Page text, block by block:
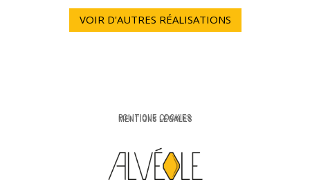
VOIR D'AUTRES RÉALISATIONS
MENTIONS LÉGALES
POLITIQUE COOKIES